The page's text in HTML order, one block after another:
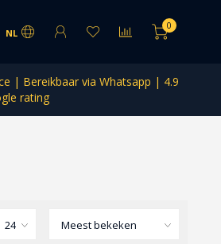
NL
0
| Bereikbaar via Whatsapp | 4.9
rating